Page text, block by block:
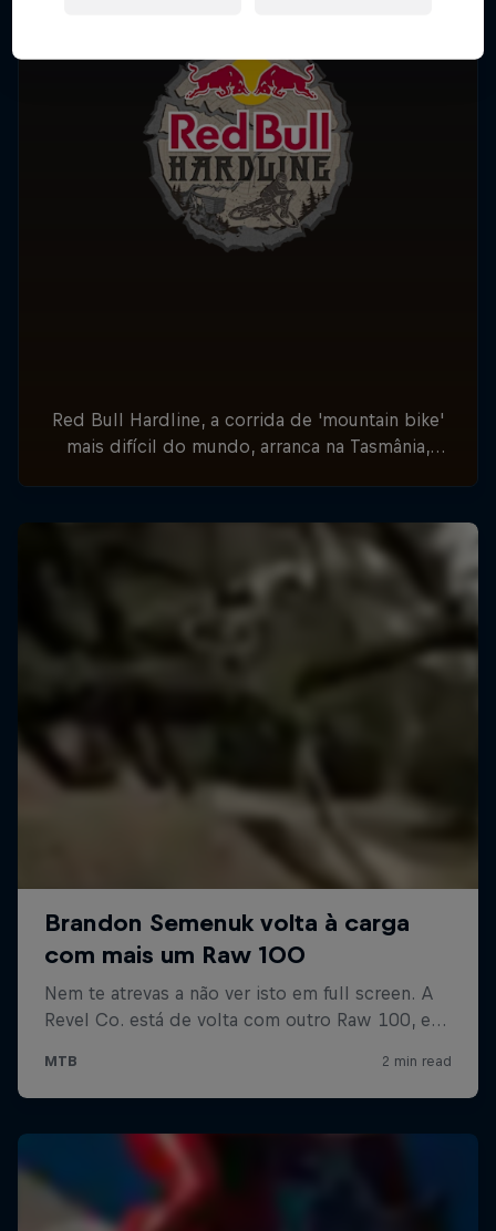
Red Bull Hardline, a corrida de 'mountain bike'
mais difícil do mundo, arranca na Tasmânia,
de julho.